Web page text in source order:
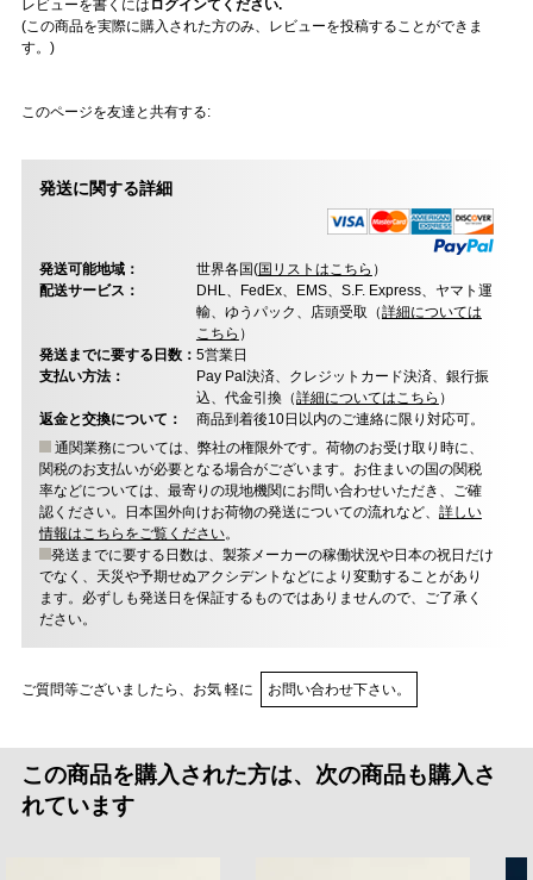
レビューを書くには ログインてください.
(この商品を実際に購入された方のみ、レビューを投稿することができま
す。)
このページを友達と共有する:
発送に関する詳細
発送可能地域： 世界各国(国リストはこちら ）
配送サービス：
DHL、FedEx、EMS、S.F. Express、ヤマト運
輸、ゆうパック、店頭受取（詳細については
こちら ）
発送までに要する日数： 5営業日
支払い方法：
Pay Pal決済、クレジットカード決済、銀行振
込、代金引換（詳細についてはこちら ）
返金と交換について：
商品到着後10日以内のご連絡に限り対応可。
通関業務については、弊社の権限外です。荷物のお受け取り時に、
関税のお支払いが必要となる場合がございます。お住まいの国の関税
率などについては、最寄りの現地機関にお問い合わせいただき、ご確
認ください。日本国外向けお荷物の発送についての流れなど、 詳しい
情報はこちらをご覧ください。
発送までに要する日数は、製茶メーカーの稼働状況や日本の祝日だけ
でなく、天災や予期せぬアクシデントなどにより変動することがあり
ます。必ずしも発送日を保証するものではありませんので、ご了承く
ださい。
ご質問等ございましたら、お気 軽に お問い合わせ下さい。
この商品を購入された方は、次の商品も購入さ
れています